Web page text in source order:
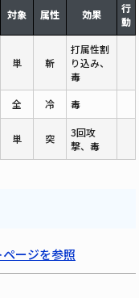
対象 属性 効果
行
動
単 斬
打属性割
り込み、
毒
全 冷 毒
単 突
3回攻
撃、毒
ページを参照